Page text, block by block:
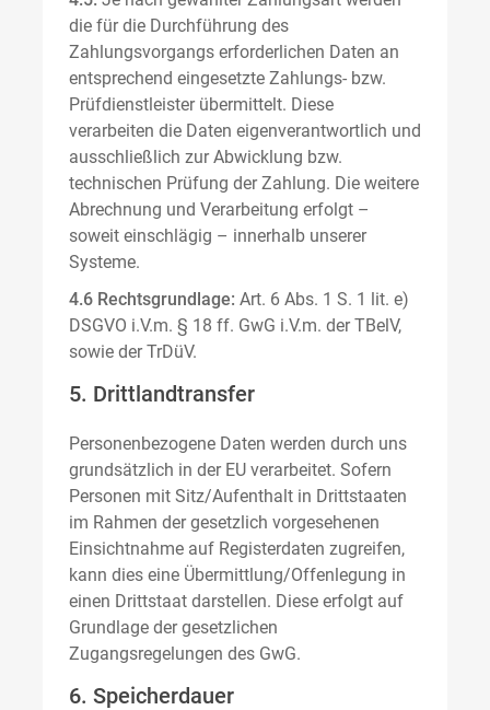
die für die Durchführung des
Zahlungsvorgangs erforderlichen Daten an
entsprechend eingesetzte Zahlungs- bzw.
Prüfdienstleister übermittelt. Diese
verarbeiten die Daten eigenverantwortlich und
ausschließlich zur Abwicklung bzw.
technischen Prüfung der Zahlung. Die weitere
Abrechnung und Verarbeitung erfolgt –
soweit einschlägig – innerhalb unserer
Systeme.
4.6 Rechtsgrundlage: Art. 6 Abs. 1 S. 1 lit. e)
DSGVO i.V.m. § 18 ff. GwG i.V.m. der TBelV,
sowie der TrDüV.
5. Drittlandtransfer
Personenbezogene Daten werden durch uns
grundsätzlich in der EU verarbeitet. Sofern
Personen mit Sitz/Aufenthalt in Drittstaaten
im Rahmen der gesetzlich vorgesehenen
Einsichtnahme auf Registerdaten zugreifen,
kann dies eine Übermittlung/Offenlegung in
einen Drittstaat darstellen. Diese erfolgt auf
Grundlage der gesetzlichen
Zugangsregelungen des GwG.
6. Speicherdauer